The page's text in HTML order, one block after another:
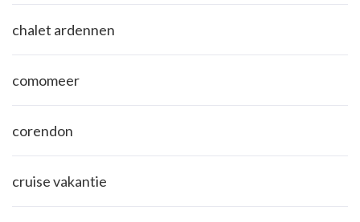
chalet ardennen
comomeer
corendon
cruise vakantie